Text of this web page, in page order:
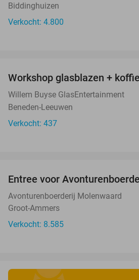
Biddinghuizen
Verkocht: 4.800
Workshop glasblazen +
Willem Buyse GlasEntertainment
Beneden-Leeuwen
Verkocht: 437
Entree voor
Avonturenboerderij Molenwaard
Groot-Ammers
Verkocht: 8.585